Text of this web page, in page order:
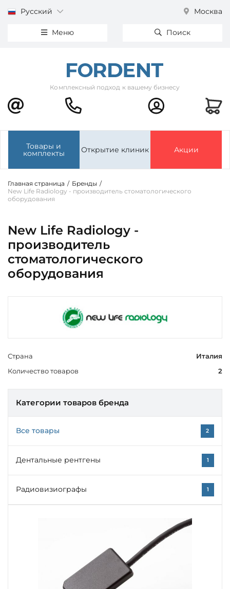
Русский Москва
Меню Поиск
Комплексный подход к вашему бизнесу
Товары и
комплекты Открытие клиник Акции
Главная страница / Бренды /
New Life Radiology - производитель стоматологического
оборудования
New Life Radiology -
производитель
стоматологического
оборудования
Страна
Италия
Количество товаров
2
Категории товаров бренда
Все товары 2
Дентальные рентгены 1
Радиовизиографы 1